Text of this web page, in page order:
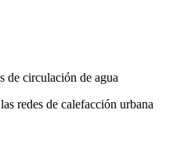
de circulación de agua
redes de calefacción urbana